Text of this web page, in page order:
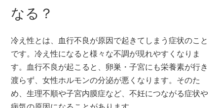
なる？
冷え性とは、血行不良が原因で起きてしまう症状のこと
です。冷え性になると様々な不調が現れやすくなりま
す。血行不良が起こると、卵巣・子宮にも栄養素が行き
渡らず、女性ホルモンの分泌が悪くなります。そのた
め、生理不順や子宮内膜症など、不妊につながる症状や